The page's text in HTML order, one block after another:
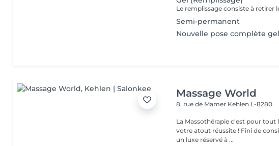
Semi-permanent
Nouvelle pose complète gel
Massage World
8, rue de Mamer Kehlen L-8280
La Massothérapie c'est pour
votre atout réussite ! Fini de considérer l'entretien physique comme
un luxe réservé à ...